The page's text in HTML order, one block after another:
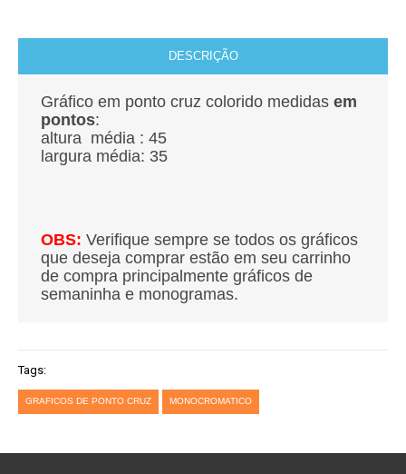
DESCRIÇÃO
Gráfico em ponto cruz colorido medidas em
pontos:
altura média : 45
largura média: 35
OBS: Verifique sempre se todos os gráficos
que deseja comprar estão em seu carrinho
de compra principalmente gráficos de
semaninha e monogramas.
Tags:
GRAFICOS DE PONTO CRUZ MONOCROMATICO